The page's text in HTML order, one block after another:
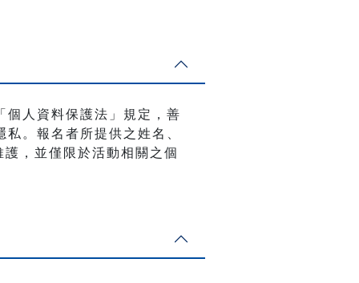
個人資料保護法」規定，善
。報名者所提供之姓名、
，並僅限於活動相關之個